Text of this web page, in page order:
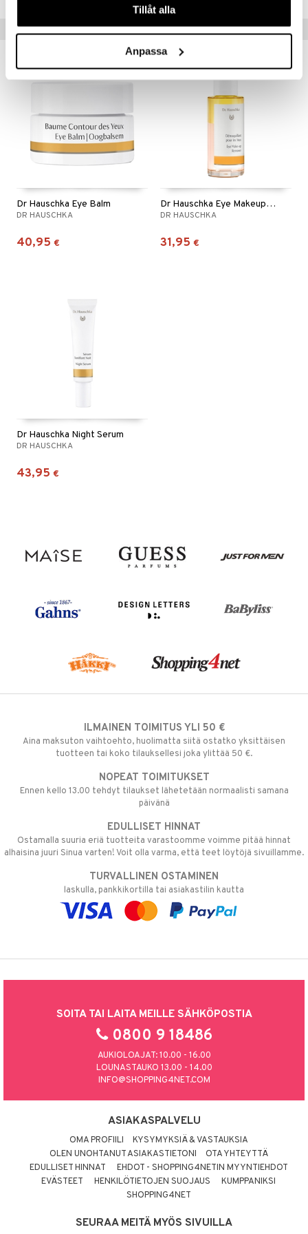
Tillåt alla
Anpassa
Vinkkejä sinulle
Dr Hauschka Eye Balm
DR HAUSCHKA
40,95 €
Dr Hauschka Eye Makeup Remover
DR HAUSCHKA
31,95 €
Dr Hauschka Night Serum
DR HAUSCHKA
43,95 €
ILMAINEN TOIMITUS YLI 50 €
Aina maksuton vaihtoehto, huolimatta siitä ostatko yksittäisen
tuotteen tai koko tilauksellesi joka ylittää 50 €.
NOPEAT TOIMITUKSET
Ennen kello 13.00 tehdyt tilaukset lähetetään normaalisti samana
päivänä
EDULLISET HINNAT
Ostamalla suuria eriä tuotteita varastoomme voimme pitää hinnat
alhaisina juuri Sinua varten! Voit olla varma, että teet löytöjä sivuillamme.
TURVALLINEN OSTAMINEN
laskulla, pankkikortilla tai asiakastilin kautta
SOITA TAI LAITA MEILLE SÄHKÖPOSTIA
0800 9 18486
AUKIOLOAJAT: 10.00 - 16.00
LOUNASTAUKO 13.00 - 14.00
INFO@SHOPPING4NET.COM
ASIAKASPALVELU
OMA PROFIILI
KYSYMYKSIÄ & VASTAUKSIA
OLEN UNOHTANUT ASIAKASTIETONI
OTA YHTEYTTÄ
EDULLISET HINNAT
EHDOT - SHOPPING4NETIN MYYNTIEHDOT
EVÄSTEET
HENKILÖTIETOJEN SUOJAUS
KUMPPANIKSI
SHOPPING4NET
SEURAA MEITÄ MYÖS SIVUILLA